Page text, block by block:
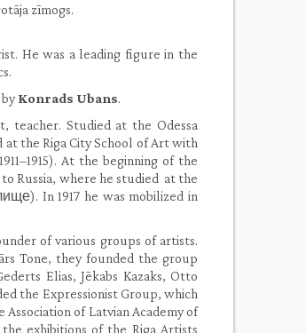
zīmogs.
He was a leading figure in the
byKonrads Ubans.
teacher. Studied at the Odessa
the Riga City School of Art with
At the beginning of the
Russia, where he studied at the
In 1917 he was mobilized in
of various groups of artists.
Tone, they founded the group
Elias, Jēkabs Kazaks, Otto
the Expressionist Group, which
of Latvian Academy of
exhibitions of the Riga Artists